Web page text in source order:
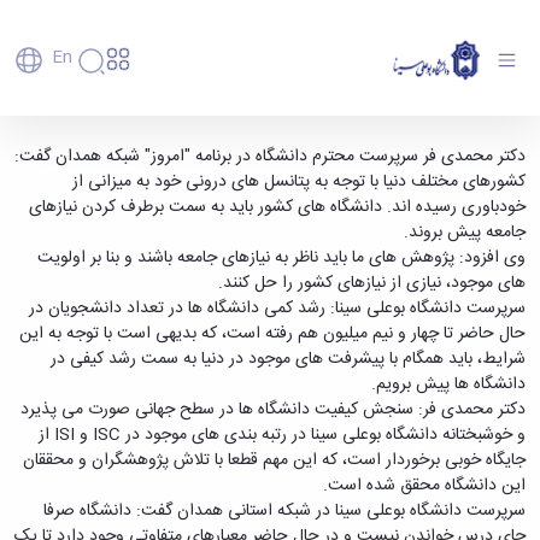
En
دانشگاه
تاریخچه
و
معرفی
برنامه
راهبردی
دانشگاه
نقشه
دانشگاه
ساختار
سازمانی
سازمان
دانشگاه
حوزه
ریاست
معاونت
آموزش
پذیرش
کارشناسی
تحصیلات
تکمیلی
پسا
دکترا
استعدادهای
درخشان
دانشجویان
غیرایرانی
مهمانی
و
انتقال
حمایت‌های
تحصیلی
پژوهش
فناوری و
کارآفرینی
دفتر
ارتباط
با
صنعت
پردیس
علم
و
فناوری
مراکز
تحقیقات
و فناوری
پژوهشکده
دانشکده‌ها
پردیس
اصلی
مهندسی
کشاورزی
شیمی
و
علوم
نفت
علوم
انسانی
هنر
و
معماری
رفاهی
رفاهی
پرسنل
اداره
رفاه
کارکنان
مهمانسرای
دانشگاه
رفاهی
دانشجویان
مدیریت
امور
دانشجویان
اعضای
هیأت
علمی
کارکنان
دانشجویان
فارغ
التحصیلان
فوق
برنامه
فعالیت‌های
دانشجویی
انجمن‌های
علمی
پایگاه
خبری
بسنا
پیشخوان
حضور سرپرست محترم دانشگاه بوعلی سینا در
برنامه "امروز" شبکه استانی همدان - دانشگاه بوعلی
سینا همدان
دکتر محمدی فر سرپرست محترم دانشگاه در برنامه "امروز" شبکه همدان گفت:
کشورهای مختلف دنیا با توجه به پتانسل های درونی خود به میزانی از
خودباوری رسیده اند. دانشگاه های کشور باید به سمت برطرف کردن نیازهای
جامعه پیش بروند.
وی افزود: پژوهش های ما باید ناظر به نیازهای جامعه باشند و بنا بر اولویت
های موجود، نیازی از نیازهای کشور را حل کنند.
سرپرست دانشگاه بوعلی سینا: رشد کمی دانشگاه ها در تعداد دانشجویان در
حال حاضر تا چهار و نیم میلیون هم رفته است، که بدیهی است با توجه به این
شرایط، باید همگام با پیشرفت های موجود در دنیا به سمت رشد کیفی در
دانشگاه ها پیش برویم.
دکتر محمدی فر: سنجش کیفیت دانشگاه ها در سطح جهانی صورت می پذیرد
و خوشبختانه دانشگاه بوعلی سینا در رتبه بندی های موجود در ISC و ISI از
جایگاه خوبی برخوردار است، که این مهم قطعا با تلاش پژوهشگران و محققان
این دانشگاه محقق شده است.
سرپرست دانشگاه بوعلی سینا در شبکه استانی همدان گفت: دانشگاه صرفا